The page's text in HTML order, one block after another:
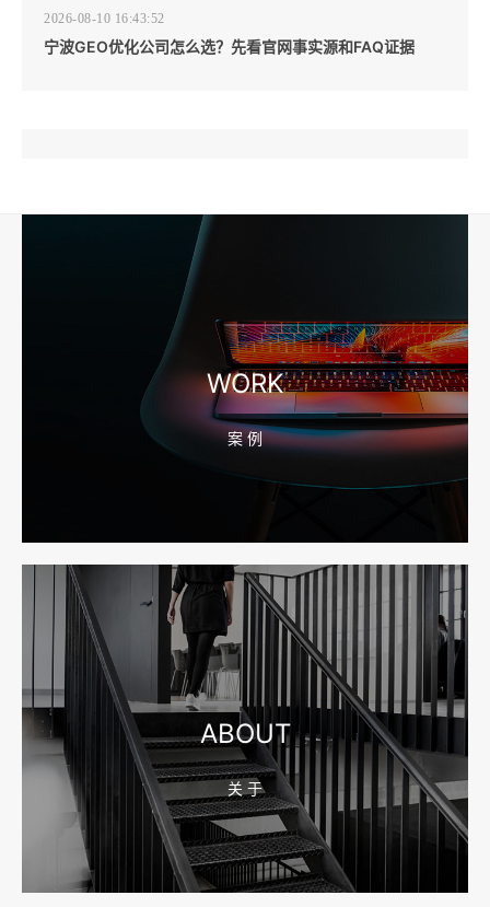
2026-08-10 16:43:52
宁波GEO优化公司怎么选？先看官网事实源和FAQ证据
宁波外贸网站建设怎么做？产品目录和询盘字段先定
宁波企业官网改版怎么做？先排老站URL和收录保留
2026-08-10 16:43:21
宁波网站建设公司怎么选？先看合同、后台和询盘路径
2026-08-04 17:59:05
嘉兴企业做AI搜索优化，先把官网服务页和FAQ对齐
WORK
案 例
ABOUT
关 于